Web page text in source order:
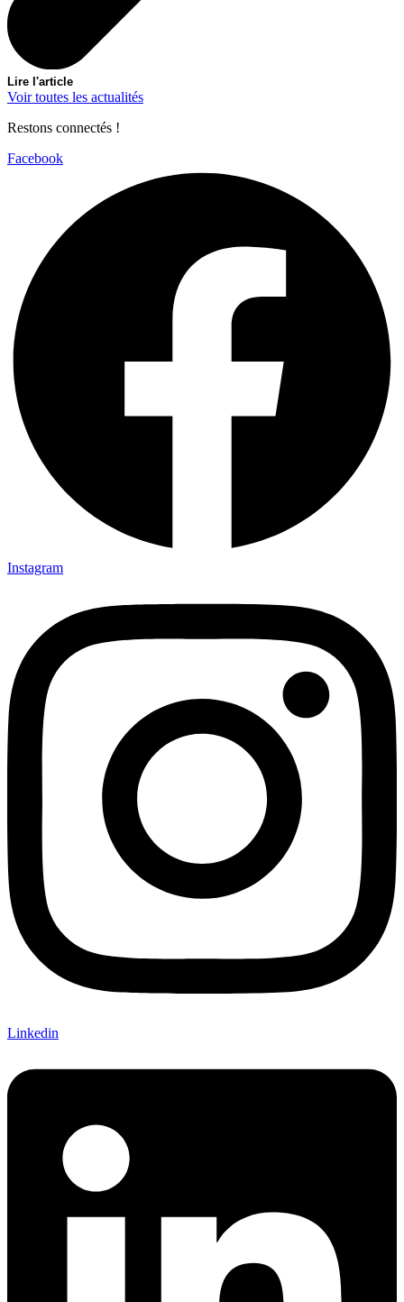
Lire l'article
Voir toutes les actualités
Restons connectés !
Facebook
Instagram
Linkedin